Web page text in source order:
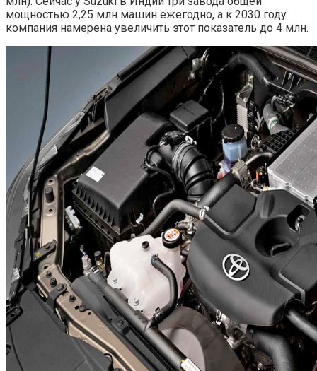
мощностью 2,25 млн машин ежегодно, а к 2030 году
компания намерена увеличить этот показатель до 4 млн.